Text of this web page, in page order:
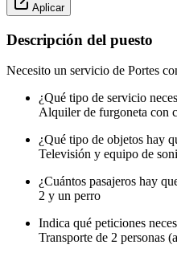
Aplicar
Descripción del puesto
Necesito un servicio de Portes
¿Qué tipo de servicio
Alquiler de furgoneta con
¿Qué tipo de objetos hay
Televisión y equipo de
¿Cuántos pasajeros hay
2 y un perro
Indica qué peticiones
Transporte de 2 personas